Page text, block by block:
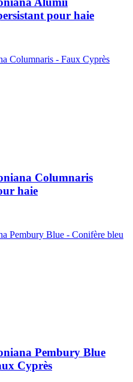
pour haie
Columnaris
haie
Pembury Blue
Cyprès